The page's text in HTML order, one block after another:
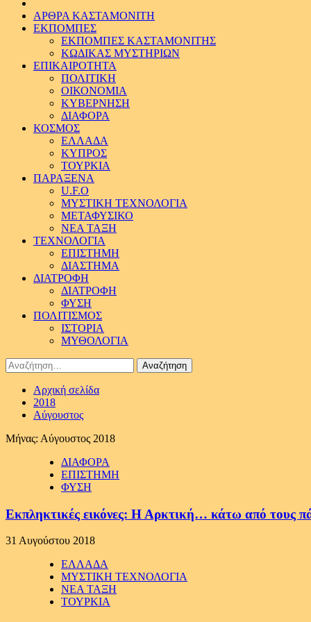
ΑΡΘΡΑ ΚΑΣΤΑΜΟΝΙΤΗ
ΕΚΠΟΜΠΕΣ
ΕΚΠΟΜΠΕΣ ΚΑΣΤΑΜΟΝΙΤΗΣ
ΚΩΔΙΚΑΣ ΜΥΣΤΗΡΙΩΝ
ΕΠΙΚΑΙΡΟΤΗΤΑ
ΠΟΛΙΤΙΚΗ
ΟΙΚΟΝΟΜΙΑ
ΚΥΒΕΡΝΗΣΗ
ΔΙΑΦΟΡΑ
ΚΟΣΜΟΣ
ΕΛΛΑΔΑ
ΚΥΠΡΟΣ
ΤΟΥΡΚΙΑ
ΠΑΡΑΞΕΝΑ
U.F.O
ΜΥΣΤΙΚΗ ΤΕΧΝΟΛΟΓΙΑ
ΜΕΤΑΦΥΣΙΚΟ
ΝΕΑ ΤΑΞΗ
ΤΕΧΝΟΛΟΓΙΑ
ΕΠΙΣΤΗΜΗ
ΔΙΑΣΤΗΜΑ
ΔΙΑΤΡΟΦΗ
ΔΙΑΤΡΟΦΗ
ΦΥΣΗ
ΠΟΛΙΤΙΣΜΟΣ
ΙΣΤΟΡΙΑ
ΜΥΘΟΛΟΓΙΑ
Αναζήτηση
για:
Αρχική σελίδα
2018
Αύγουστος
Μήνας: Αύγουστος 2018
ΔΙΑΦΟΡΑ
ΕΠΙΣΤΗΜΗ
ΦΥΣΗ
Εκπληκτικές εικόνες: Η Αρκτική… κάτω από τους
31 Αυγούστου 2018
ΕΛΛΑΔΑ
ΜΥΣΤΙΚΗ ΤΕΧΝΟΛΟΓΙΑ
ΝΕΑ ΤΑΞΗ
ΤΟΥΡΚΙΑ